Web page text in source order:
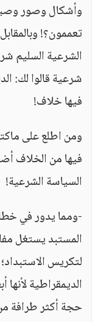
وأشكال وصور
تعممون؟!
الشرعية السليم
شرعية قالوا لك:
فيها خلاف!
ومن اطلع على
فيها من الخلاف
السياسة الشرعية!
-ومما يدور في
المستبد يستغل
لتكريس
الديمقراطية
حجة أكثر طرافة